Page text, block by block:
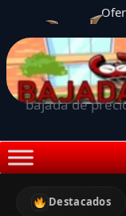
bajada de
Destacados